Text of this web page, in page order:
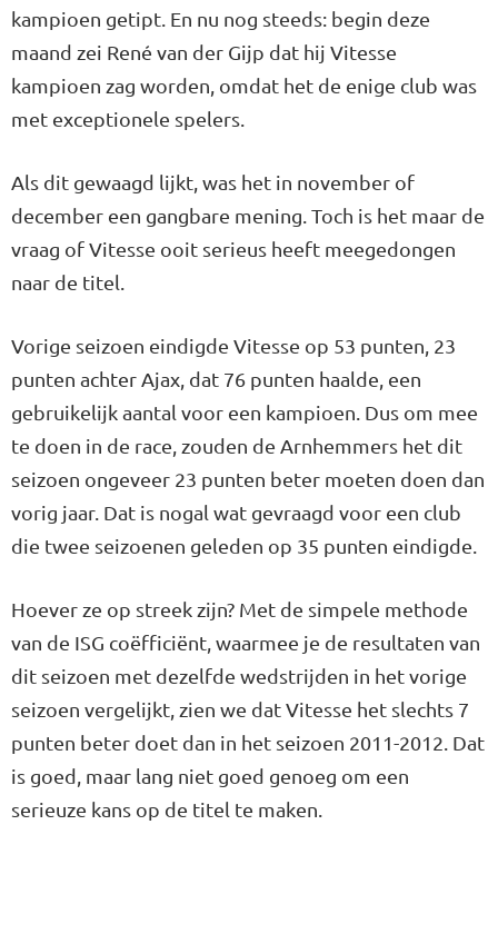
kampioen getipt. En nu nog steeds: begin deze
maand zei René van der Gijp dat hij Vitesse
kampioen zag worden, omdat het de enige club was
met exceptionele spelers.
Als dit gewaagd lijkt, was het in november of
december een gangbare mening. Toch is het maar de
vraag of Vitesse ooit serieus heeft meegedongen
naar de titel.
Vorige seizoen eindigde Vitesse op 53 punten, 23
punten achter Ajax, dat 76 punten haalde, een
gebruikelijk aantal voor een kampioen. Dus om mee
te doen in de race, zouden de Arnhemmers het dit
seizoen ongeveer 23 punten beter moeten doen dan
vorig jaar. Dat is nogal wat gevraagd voor een club
die twee seizoenen geleden op 35 punten eindigde.
Hoever ze op streek zijn? Met de simpele methode
van de ISG coëfficiënt, waarmee je de resultaten van
dit seizoen met dezelfde wedstrijden in het vorige
seizoen vergelijkt, zien we dat Vitesse het slechts 7
punten beter doet dan in het seizoen 2011-2012. Dat
is goed, maar lang niet goed genoeg om een
serieuze kans op de titel te maken.